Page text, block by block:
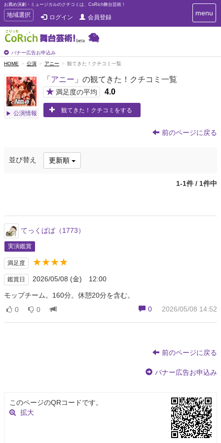
お薦め演劇・ミュージカルのクチコミは、CoRich舞台芸術！
T
o
g
g
e
n
v
i
g
a
t
地域選択 ログイン 会員登録
バナー広告お申込み
T
o
t
menu
HOME 公演 アニー 観てきた！クチコミ一覧
公演情報
「 アニー 」の観てきた！クチコミ一覧
★ 満足度の平均 4.0
観てきた！クチコミをする
前のページに戻る
並び替え 更新順
1-1件 / 1件中
てっくぱぱ（1773）
実演鑑賞
満足度 ★★★★
鑑賞日 2026/05/08 (金) 12:00
モップチーム。160分。休憩20分を含む。
0
2026/05/08 14:52
0 0
前のページに戻る
バナー広告お申込み
このページのQRコードです。
拡大